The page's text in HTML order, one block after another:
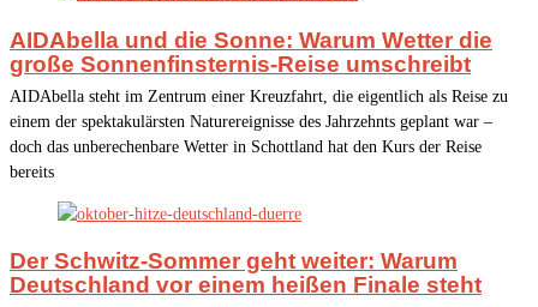
AIDAbella und die Sonne: Warum Wetter die
große Sonnenfinsternis-Reise umschreibt
AIDAbella steht im Zentrum einer Kreuzfahrt, die eigentlich als Reise zu
einem der spektakulärsten Naturereignisse des Jahrzehnts geplant war –
doch das unberechenbare Wetter in Schottland hat den Kurs der Reise
bereits
Der Schwitz-Sommer geht weiter: Warum
Deutschland vor einem heißen Finale steht